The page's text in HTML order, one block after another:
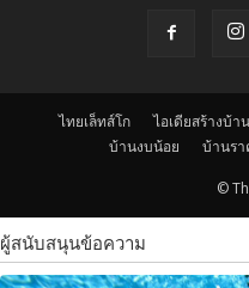
ไทยเล็ทส์โก ไอเดียสร้างบ้าน
บ้านงบน้อย
บ้านร
©